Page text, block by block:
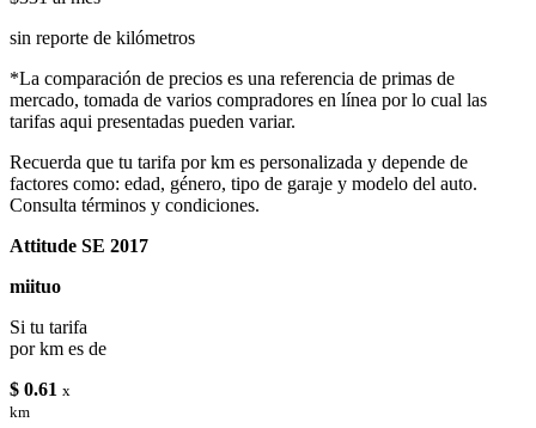
sin reporte de kilómetros
*La comparación de precios es una referencia de primas de
mercado, tomada de varios compradores en línea por lo cual las
tarifas aqui presentadas pueden variar.
Recuerda que tu tarifa por km es personalizada y depende de
factores como: edad, género, tipo de garaje y modelo del auto.
Consulta términos y condiciones.
Attitude SE 2017
miituo
Si tu tarifa
por km es de
$ 0.61 x
km